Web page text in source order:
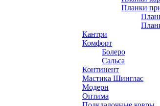
Планки
Кантри
Комфорт
Болеро
Сальса
Континент
Мастика Шинглас
Модерн
Оптима